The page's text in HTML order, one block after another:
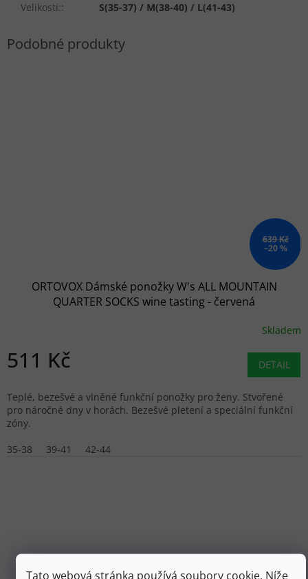
Tato webová stránka používá soubory cookie. Níže
Velikosti:: S(35-37) / M(38-40) / L(41-43)
639 Kč
–20 %
ORTOVOX Dámské ponožky W's ALL MOUNTAIN
QUARTER SOCKS wine tasting - červená
Skladem
511 Kč DETAIL
Teplé, bezešvé a vlněné funkční ponožky pro ženy. Stvořené
pro náročné dny v horách. Bezešvé pletení a speciální funkční
zóny.
35-38
39-41 42-44